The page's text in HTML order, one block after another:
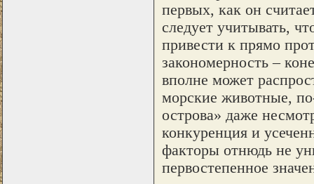
первых, как он
следует учитывать,
привести к прямо
закономерность –
вполне может
морские животные,
острова» даже
конкуренция и
факторы отнюдь не
первостепенное